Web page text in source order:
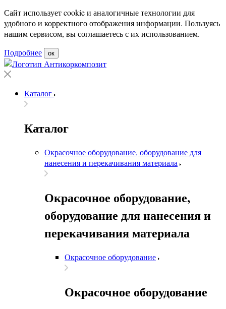
Сайт использует cookie и аналогичные технологии для
удобного и корректного отображения информации. Пользуясь
нашим сервисом, вы соглашаетесь с их использованием.
Подробнее
ок
Каталог
Каталог
Окрасочное оборудование, оборудование для
нанесения и перекачивания материала
Окрасочное оборудование,
оборудование для нанесения и
перекачивания материала
Окрасочное оборудование
Окрасочное оборудование